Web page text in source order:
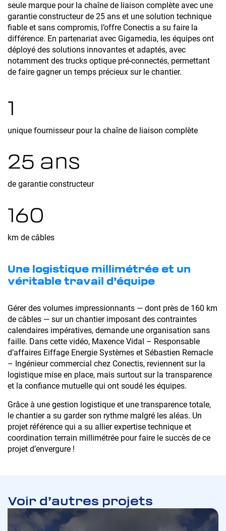
seule marque pour la chaîne de liaison complète avec une
garantie constructeur de 25 ans et une solution technique
fiable et sans compromis, l’offre Conectis a su faire la
différence. En partenariat avec Gigamedia, les équipes ont
déployé des solutions innovantes et adaptés, avec
notamment des trucks optique pré-connectés, permettant
de faire gagner un temps précieux sur le chantier.
1
unique fournisseur pour la chaîne de liaison complète
25 ans
de garantie constructeur
160
km de câbles
Une logistique millimétrée et un
véritable travail d’équipe
Gérer des volumes impressionnants — dont près de 160 km
de câbles — sur un chantier imposant des contraintes
calendaires impératives, demande une organisation sans
faille. Dans cette vidéo, Maxence Vidal – Responsable
d’affaires Eiffage Energie Systèmes et Sébastien Remacle
– Ingénieur commercial chez Conectis, reviennent sur la
logistique mise en place, mais surtout sur la transparence
et la confiance mutuelle qui ont soudé les équipes.
Grâce à une gestion logistique et une transparence totale,
le chantier a su garder son rythme malgré les aléas. Un
projet référence qui a su allier expertise technique et
coordination terrain millimétrée pour faire le succès de ce
projet d’envergure !
Voir d’autres projets
Mag : La France
électrique
Pour télécharger le document, remplissez
le formulaire ci-dessous :